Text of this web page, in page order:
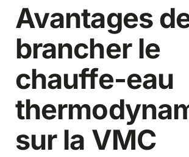
Avantages
brancher le
chauffe-eau
sur la VMC